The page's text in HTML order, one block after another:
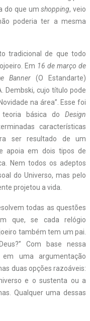
do que umshopping, veio
poderia ter a mesma
tradicional de que todo
Em 16 de março de
Banner (O Estandarte)
Dembski, cujo título pode
na área”. Esse foi
básica do Design
características
ser resultado de um
apoia em dois tipos de
Nem todos os adeptos
do Universo, mas pelo
projetou a vida.
todas as questões
que, se cada relógio
também tem um pai.
Com base nessa
em uma argumentação
duas opções razoáveis:
e o sustenta ou a
Qualquer uma dessas